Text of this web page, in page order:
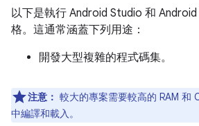
以下是執行 Android Studio 和
格。這通常涵蓋下列用途：
開發大型複雜的程式碼集。
注意： 較大的專案需要較高的 RAM 和
中編譯和載入。